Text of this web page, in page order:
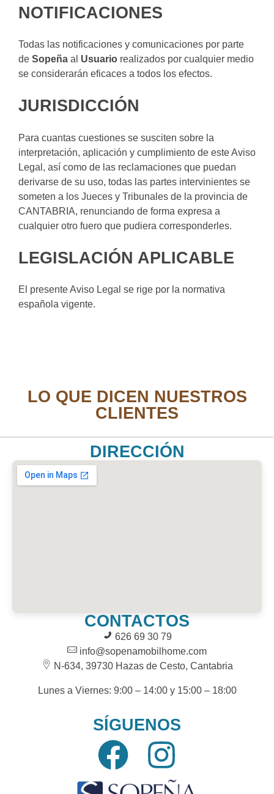
NOTIFICACIONES
Todas las notificaciones y comunicaciones por parte
de Sopeña al Usuario realizados por cualquier medio
se considerarán eficaces a todos los efectos.
JURISDICCIÓN
Para cuantas cuestiones se susciten sobre la
interpretación, aplicación y cumplimiento de este Aviso
Legal, así como de las reclamaciones que puedan
derivarse de su uso, todas las partes intervinientes se
someten a los Jueces y Tribunales de la provincia de
CANTABRIA, renunciando de forma expresa a
cualquier otro fuero que pudiera corresponderles.
LEGISLACIÓN APLICABLE
El presente Aviso Legal se rige por la normativa
española vigente.
LO QUE DICEN NUESTROS
CLIENTES
DIRECCIÓN
CONTACTOS
626 69 30 79
info@sopenamobilhome.com
N-634, 39730 Hazas de Cesto, Cantabria
Lunes a Viernes: 9:00 – 14:00 y 15:00 – 18:00
SÍGUENOS